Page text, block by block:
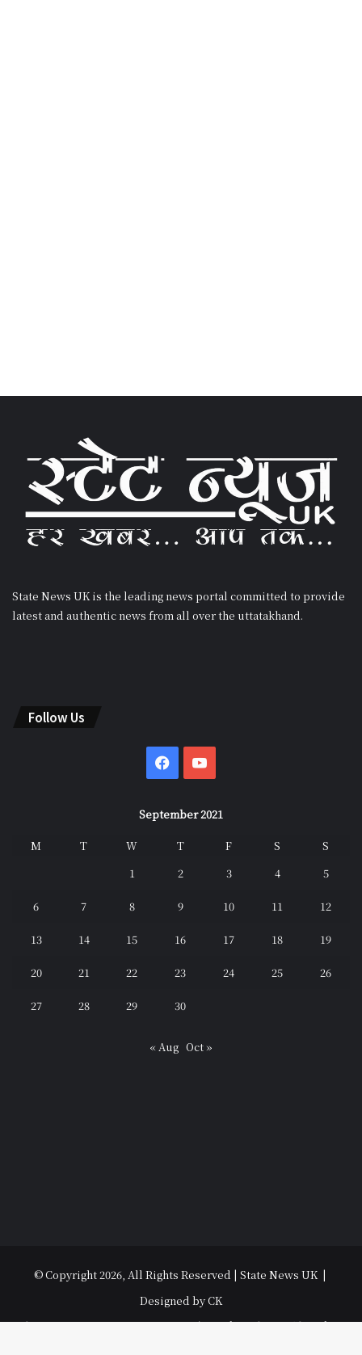
State News UK is the leading news portal committed to provide
latest and authentic news from all over the uttatakhand.
Follow Us
Facebook
September 2021
M T W T F S
S
1
2 3 4 5
6 7 8 9 10 11 12
13 14 15 16 17 18 19
20 21 22 23 24 25 26
27 28 29 30
« Aug Oct »
© Copyright 2026, All Rights Reserved | State News UK |
Designed by CK
विधानसभा चुनाव 2022
उत्तराखंड उत्तर प्रदेश धर्म-संस्कृति राजनीति
पर्यटन